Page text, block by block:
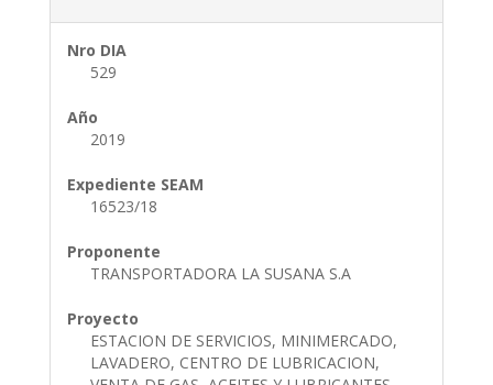
Nro DIA
529
Año
2019
Expediente SEAM
16523/18
Proponente
TRANSPORTADORA LA SUSANA S.A
Proyecto
ESTACION DE SERVICIOS, MINIMERCADO,
LAVADERO, CENTRO DE LUBRICACION,